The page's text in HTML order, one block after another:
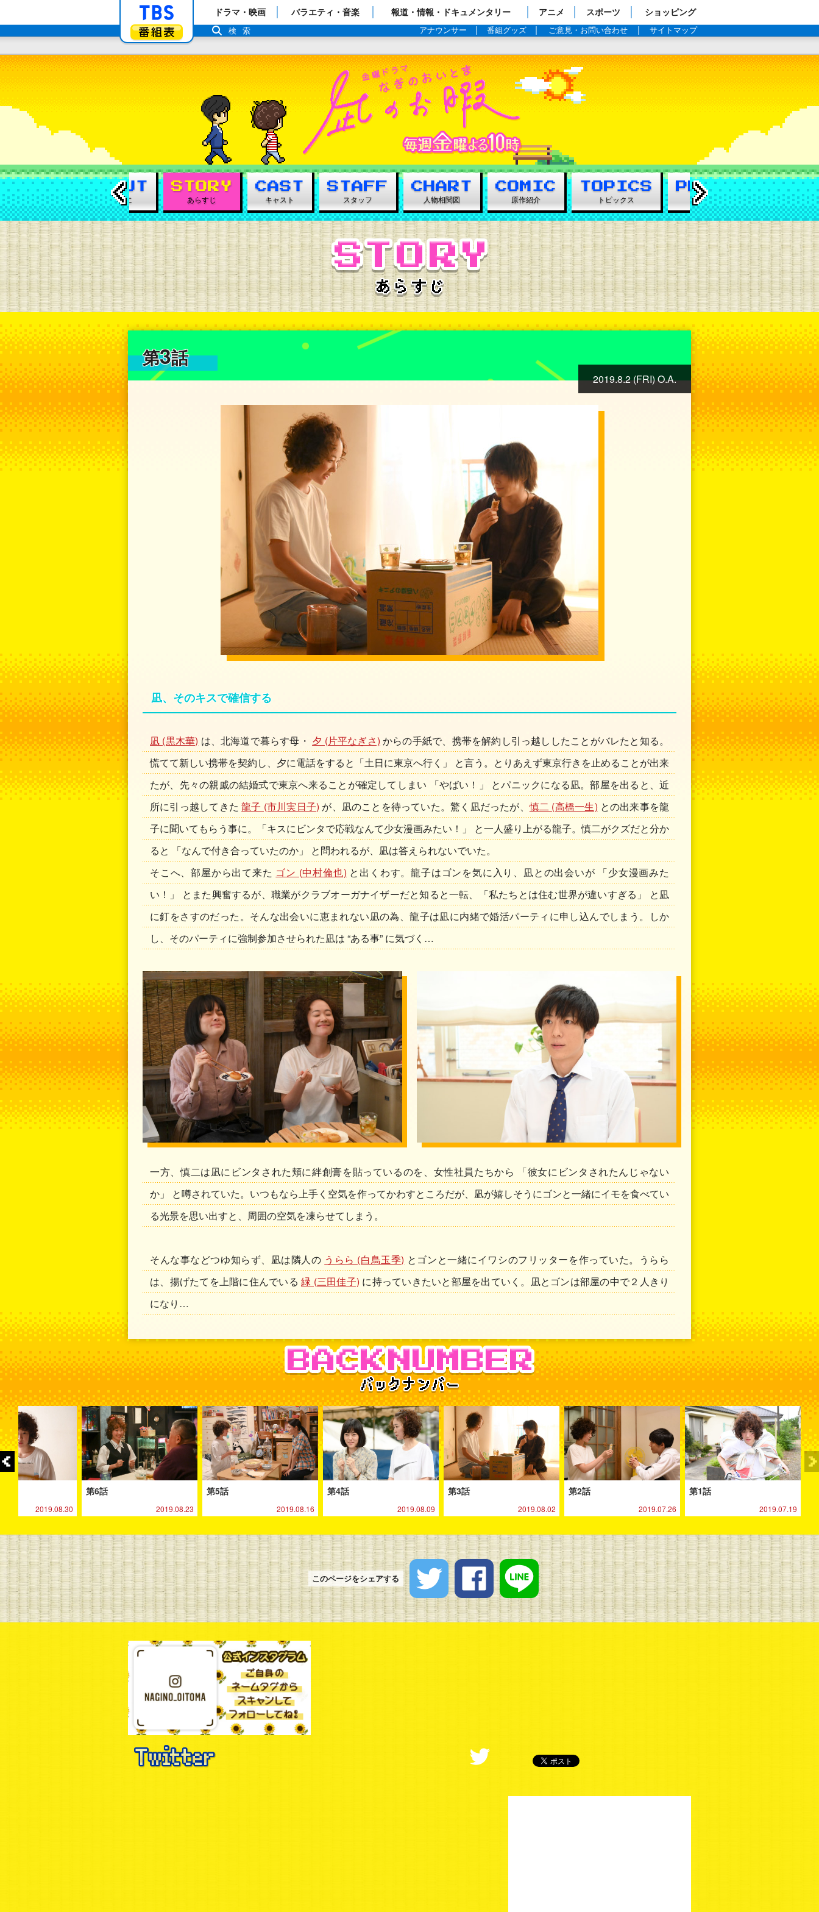
「TBSテレビ」トップページ
番組表
ドラマ・映画 バラエティ・音楽 報道・情報・ドキュメンタリー アニメ スポーツ ショッピング
アナウンサー 番組グッズ ご意見・お問い合わせ サイトマップ
検索
TBSテレビ：金曜ドラマ『凪のお暇』
トップ はじめに あらすじ キャスト スタッフ 人物相関図 原作紹介 トピックス プレゼントクイズ
← →
あらすじ
第3話
2019.8.2 (FRI) O.A.
凪、そのキスで確信する
凪 (黒木華) は、北海道で暮らす母・ 夕 (片平なぎさ) からの手紙で、携帯を解約し引っ越ししたことがバレたと知る。
慌てて新しい携帯を契約し、夕に電話をすると「土日に東京へ行く」 と言う。とりあえず東京行きを止めることが出来
たが、先々の親戚の結婚式で東京へ来ることが確定してしまい 「やばい！」 とパニックになる凪。部屋を出ると、近
所に引っ越してきた龍子 (市川実日子) が、凪のことを待っていた。驚く凪だったが、慎二 (高橋一生) との出来事を龍
子に聞いてもらう事に。「キスにビンタで応戦なんて少女漫画みたい！」 と一人盛り上がる龍子。慎二がクズだと分か
ると 「なんで付き合っていたのか」 と問われるが、凪は答えられないでいた。
そこへ、部屋から出て来た ゴン (中村倫也) と出くわす。龍子はゴンを気に入り、凪との出会いが 「少女漫画みた
い！」 とまた興奮するが、職業がクラブオーガナイザーだと知ると一転、「私たちとは住む世界が違いすぎる」 と凪
に釘をさすのだった。そんな出会いに恵まれない凪の為、龍子は凪に内緒で婚活パーティに申し込んでしまう。しか
し、そのパーティに強制参加させられた凪は “ある事” に気づく…
一方、慎二は凪にビンタされた頬に絆創膏を貼っているのを、女性社員たちから 「彼女にビンタされたんじゃない
か」 と噂されていた。いつもなら上手く空気を作ってかわすところだが、凪が嬉しそうにゴンと一緒にイモを食べてい
る光景を思い出すと、周囲の空気を凍らせてしまう。
そんな事などつゆ知らず、凪は隣人の うらら (白鳥玉季) とゴンと一緒にイワシのフリッターを作っていた。うらら
は、揚げたてを上階に住んでいる緑 (三田佳子) に持っていきたいと部屋を出ていく。凪とゴンは部屋の中で２人きり
になり…
2019.08.30
第6話
2019.08.23
第5話
2019.08.16
第4話
2019.08.09
第3話
2019.08.02
第2話
2019.07.26
第1話
2019.07.19
このページをシェアする
ツイートするシェアするLINEで送る